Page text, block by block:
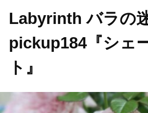
Labyrinth バラの
pickup184『シェ
ト』